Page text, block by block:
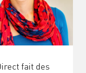
fait des